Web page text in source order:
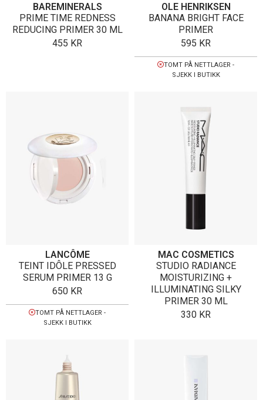
BAREMINERALS
PRIME TIME REDNESS
REDUCING PRIMER 30 ML
455 KR
OLE HENRIKSEN
BANANA BRIGHT FACE
PRIMER
595 KR
TOMT PÅ NETTLAGER -
SJEKK I BUTIKK
LANCÔME
TEINT IDÔLE PRESSED
SERUM PRIMER 13 G
650 KR
TOMT PÅ NETTLAGER -
SJEKK I BUTIKK
MAC COSMETICS
STUDIO RADIANCE
MOISTURIZING +
ILLUMINATING SILKY
PRIMER 30 ML
330 KR